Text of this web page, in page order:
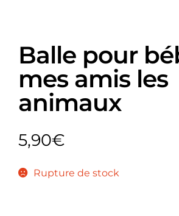
Balle pour
mes amis les
animaux
5,90€
Rupture de stock